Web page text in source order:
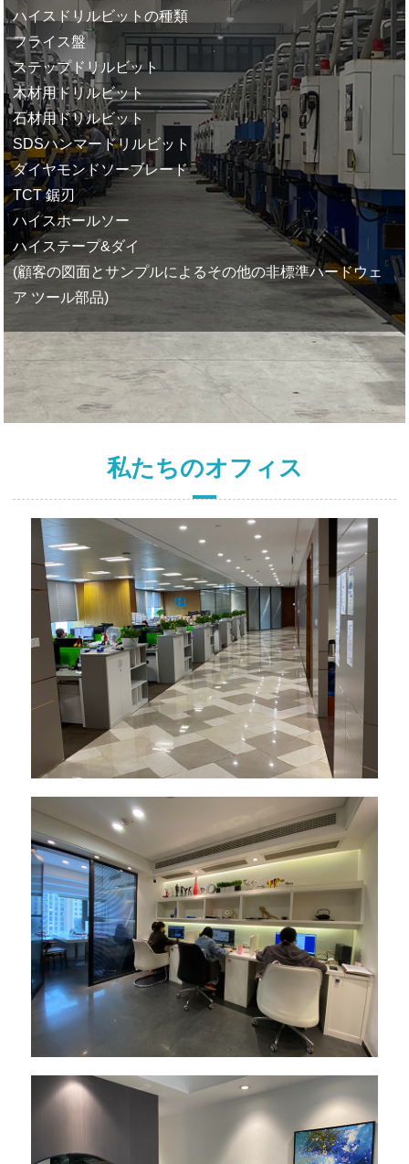
ハイスドリルビットの種類
フライス盤
ステップドリルビット
木材用ドリルビット
石材用ドリルビット
SDSハンマードリルビット
ダイヤモンドソーブレード
TCT 鋸刃
ハイスホールソー
ハイステープ&ダイ
(顧客の図面とサンプルによるその他の非標準ハードウェ
ア ツール部品)
私たちのオフィス